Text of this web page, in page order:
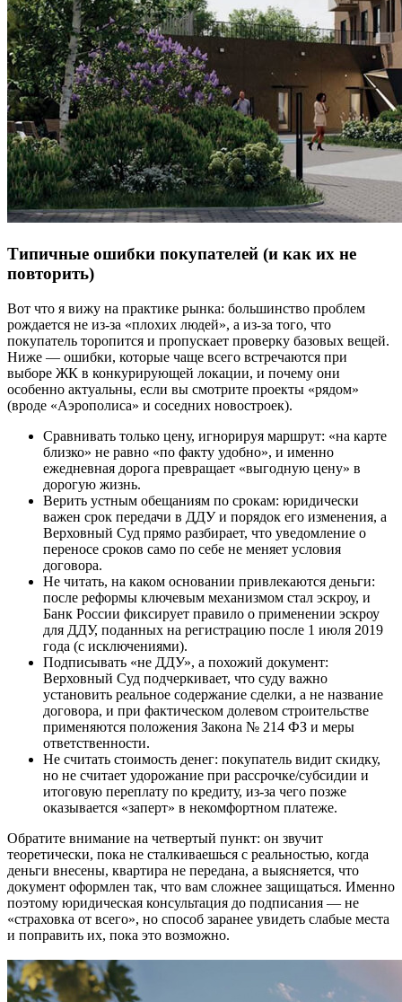
Типичные ошибки покупателей (и как их не
повторить)
Вот что я вижу на практике рынка: большинство проблем
рождается не из-за «плохих людей», а из-за того, что
покупатель торопится и пропускает проверку базовых вещей.
Ниже — ошибки, которые чаще всего встречаются при
выборе ЖК в конкурирующей локации, и почему они
особенно актуальны, если вы смотрите проекты «рядом»
(вроде «Аэрополиса» и соседних новостроек).
Сравнивать только цену, игнорируя маршрут: «на карте
близко» не равно «по факту удобно», и именно
ежедневная дорога превращает «выгодную цену» в
дорогую жизнь.
Верить устным обещаниям по срокам: юридически
важен срок передачи в ДДУ и порядок его изменения, а
Верховный Суд прямо разбирает, что уведомление о
переносе сроков само по себе не меняет условия
договора.
Не читать, на каком основании привлекаются деньги:
после реформы ключевым механизмом стал эскроу, и
Банк России фиксирует правило о применении эскроу
для ДДУ, поданных на регистрацию после 1 июля 2019
года (с исключениями).
Подписывать «не ДДУ», а похожий документ:
Верховный Суд подчеркивает, что суду важно
установить реальное содержание сделки, а не название
договора, и при фактическом долевом строительстве
применяются положения Закона № 214 ФЗ и меры
ответственности.
Не считать стоимость денег: покупатель видит скидку,
но не считает удорожание при рассрочке/субсидии и
итоговую переплату по кредиту, из-за чего позже
оказывается «заперт» в некомфортном платеже.
Обратите внимание на четвертый пункт: он звучит
теоретически, пока не сталкиваешься с реальностью, когда
деньги внесены, квартира не передана, а выясняется, что
документ оформлен так, что вам сложнее защищаться. Именно
поэтому юридическая консультация до подписания — не
«страховка от всего», но способ заранее увидеть слабые места
и поправить их, пока это возможно.